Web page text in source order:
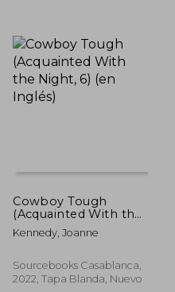
Cowboy Tough
(Acquainted With the
Night, 6) (en Inglés)
Kennedy, Joanne
Sourcebooks Casablanca,
2022, Tapa Blanda, Nuevo